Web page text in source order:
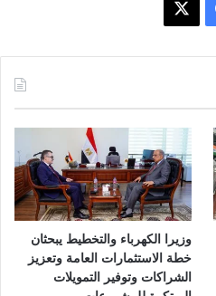
و
ك
وزيرا الكهرباء والتخطيط يبحثان
خطة الاستثمارات العامة وتعزيز
الشراكات وتوفير التمويلات